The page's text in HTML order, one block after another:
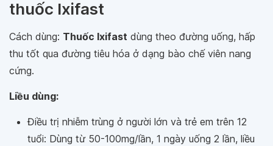
thuốc Ixifast
Cách dùng: Thuốc Ixifast dùng theo đường uống, hấp
thu tốt qua đường tiêu hóa ở dạng bào chế viên nang
cứng.
Liều dùng:
Điều trị nhiễm trùng ở người lớn và trẻ em trên 12
tuổi: Dùng từ 50-100mg/lần, 1 ngày uống 2 lần, liều